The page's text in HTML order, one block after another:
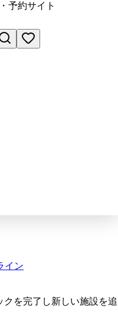
予約サイト
イン
を完了し新しい施設を追